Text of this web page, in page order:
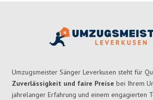
Umzugsmeister Sänger Leverkusen steht für
Zuverlässigkeit und faire Preise bei Ihrem
jahrelanger Erfahrung und einem engagierten